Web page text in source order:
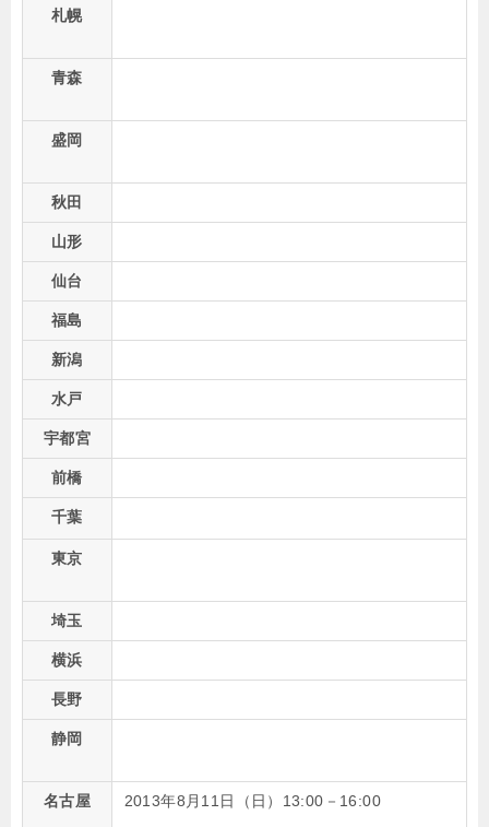
札幌
青森
盛岡
秋田
山形
仙台
福島
新潟
水戸
宇都宮
前橋
千葉
東京
埼玉
横浜
長野
静岡
名古屋 2013年8月11日（日）13:00－16:00